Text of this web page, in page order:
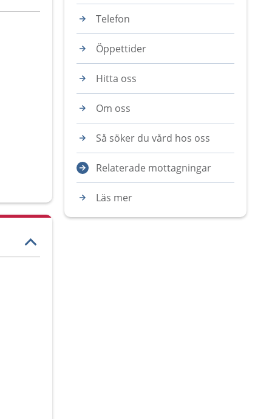
Telefon
Öppettider
Hitta oss
Om oss
Så söker du vård hos oss
Relaterade mottagningar
Läs mer